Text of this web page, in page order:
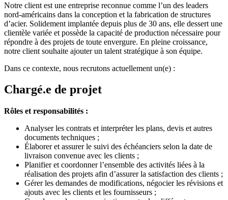
Notre client est une entreprise reconnue comme l’un des leaders
nord-américains dans la conception et la fabrication de structures
d’acier. Solidement implantée depuis plus de 30 ans, elle dessert une
clientèle variée et possède la capacité de production nécessaire pour
répondre à des projets de toute envergure. En pleine croissance,
notre client souhaite ajouter un talent stratégique à son équipe.
Dans ce contexte, nous recrutons actuellement un(e) :
Chargé.e de projet
Rôles et responsabilités :
Analyser les contrats et interpréter les plans, devis et autres
documents techniques ;
Élaborer et assurer le suivi des échéanciers selon la date de
livraison convenue avec les clients ;
Planifier et coordonner l’ensemble des activités liées à la
réalisation des projets afin d’assurer la satisfaction des clients ;
Gérer les demandes de modifications, négocier les révisions et
ajouts avec les clients et les fournisseurs ;